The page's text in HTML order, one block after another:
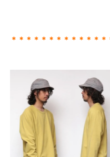
＊＊＊＊＊＊＊＊＊＊＊＊＊